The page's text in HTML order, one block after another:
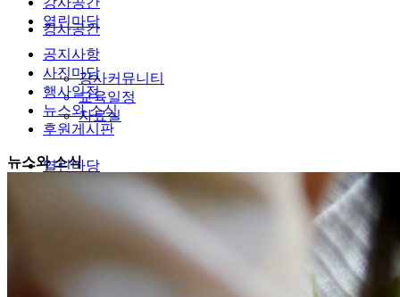
강사공간
강사커뮤니티
교육일정
자료실
열린마당
공지사항
사진마당
뉴스와 소식
열린마당
공지사항
사진마당
행사일정
뉴스와 소식
후원게시판
뉴스와 소식